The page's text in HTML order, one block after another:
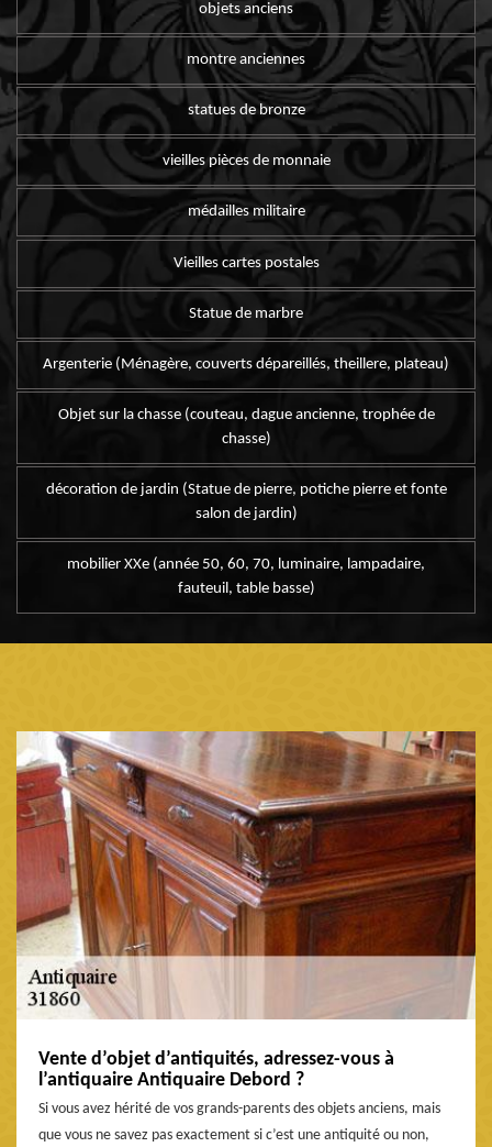
objets anciens
montre anciennes
statues de bronze
vieilles pièces de monnaie
médailles militaire
Vieilles cartes postales
Statue de marbre
Argenterie (Ménagère, couverts dépareillés, theillere, plateau)
Objet sur la chasse (couteau, dague ancienne, trophée de
chasse)
décoration de jardin (Statue de pierre, potiche pierre et fonte
salon de jardin)
mobilier XXe (année 50, 60, 70, luminaire, lampadaire,
fauteuil, table basse)
Vente d’objet d’antiquités, adressez-vous à
l’antiquaire Antiquaire Debord ?
Si vous avez hérité de vos grands-parents des objets anciens, mais
que vous ne savez pas exactement si c’est une antiquité ou non,